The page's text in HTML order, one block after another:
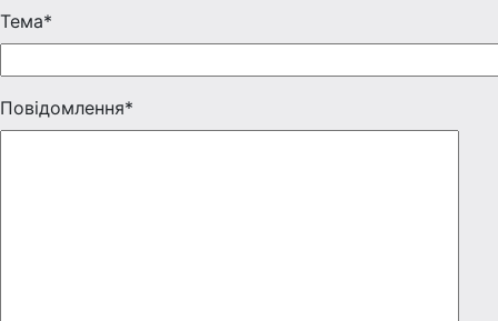
Тема*
Повідомлення*